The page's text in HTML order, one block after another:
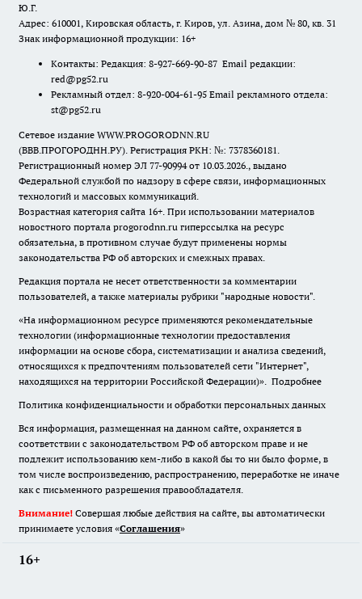
Ю.Г.
Адрес: 610001, Кировская область, г. Киров, ул. Азина, дом № 80, кв. 31
Знак информационной продукции: 16+
Контакты: Редакция: 8-927-669-90-87 Email редакции:
red@pg52.ru
Рекламный отдел: 8-920-004-61-95 Email рекламного отдела:
st@pg52.ru
Сетевое издание WWW.PROGORODNN.RU
(ВВВ.ПРОГОРОДНН.РУ). Регистрация РКН: №: 7378360181.
Регистрационный номер ЭЛ 77-90994 от 10.03.2026., выдано
Федеральной службой по надзору в сфере связи, информационных
технологий и массовых коммуникаций.
Возрастная категория сайта 16+. При использовании материалов
новостного портала progorodnn.ru гиперссылка на ресурс
обязательна, в противном случае будут применены нормы
законодательства РФ об авторских и смежных правах.
Редакция портала не несет ответственности за комментарии
пользователей, а также материалы рубрики "народные новости".
«На информационном ресурсе применяются рекомендательные
технологии (информационные технологии предоставления
информации на основе сбора, систематизации и анализа сведений,
относящихся к предпочтениям пользователей сети "Интернет",
находящихся на территории Российской Федерации)». Подробнее
Политика конфиденциальности и обработки персональных данных
Вся информация, размещенная на данном сайте, охраняется в
соответствии с законодательством РФ об авторском праве и не
подлежит использованию кем-либо в какой бы то ни было форме, в
том числе воспроизведению, распространению, переработке не иначе
как с письменного разрешения правообладателя.
Внимание! Совершая любые действия на сайте, вы автоматически
принимаете условия «Cоглашения»
16+